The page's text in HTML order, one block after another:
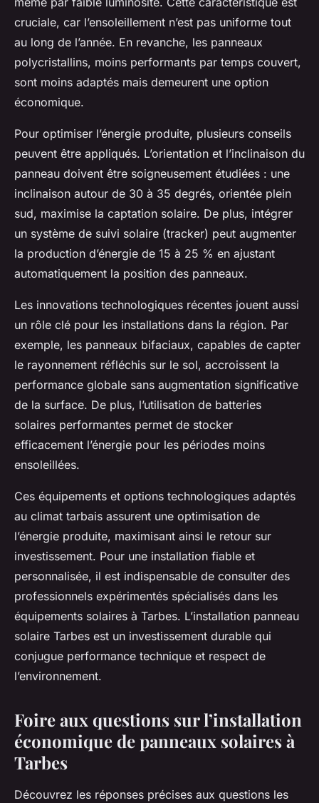
cruciale, car l’ensoleillement n’est pas uniforme tout
au long de l’année. En revanche, les panneaux
polycristallins, moins performants par temps couvert,
sont moins adaptés mais demeurent une option
économique.
Pour optimiser l’énergie produite, plusieurs conseils
peuvent être appliqués. L’orientation et l’inclinaison du
panneau doivent être soigneusement étudiées : une
inclinaison autour de 30 à 35 degrés, orientée plein
sud, maximise la captation solaire. De plus, intégrer
un système de suivi solaire (tracker) peut augmenter
la production d’énergie de 15 à 25 % en ajustant
automatiquement la position des panneaux.
Les innovations technologiques récentes jouent aussi
un rôle clé pour les installations dans la région. Par
exemple, les panneaux bifaciaux, capables de capter
le rayonnement réfléchis sur le sol, accroissent la
performance globale sans augmentation significative
de la surface. De plus, l’utilisation de batteries
solaires performantes permet de stocker
efficacement l’énergie pour les périodes moins
ensoleillées.
Ces équipements et options technologiques adaptés
au climat tarbais assurent une optimisation de
l’énergie produite, maximisant ainsi le retour sur
investissement. Pour une installation fiable et
personnalisée, il est indispensable de consulter des
professionnels expérimentés spécialisés dans les
équipements solaires à Tarbes. L’installation panneau
solaire Tarbes est un investissement durable qui
conjugue performance technique et respect de
l’environnement.
Foire aux questions sur l’installation
économique de panneaux solaires à
Tarbes
Découvrez les réponses précises aux questions les